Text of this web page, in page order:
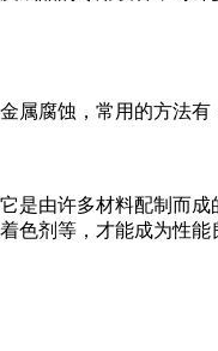
属腐蚀，常用的方法有
是由许多材料配制而
色剂等，才能成为性能